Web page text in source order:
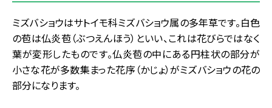
ミズバショウはサトイモ科ミズバショウ属の多年草です。白色
の苞は仏炎苞（ぶつえんほう）といい、これは花びらではなく
葉が変形したものです。仏炎苞の中にある円柱状の部分が
小さな花が多数集まった花序（かじょ）がミズバショウの花の
部分になります。